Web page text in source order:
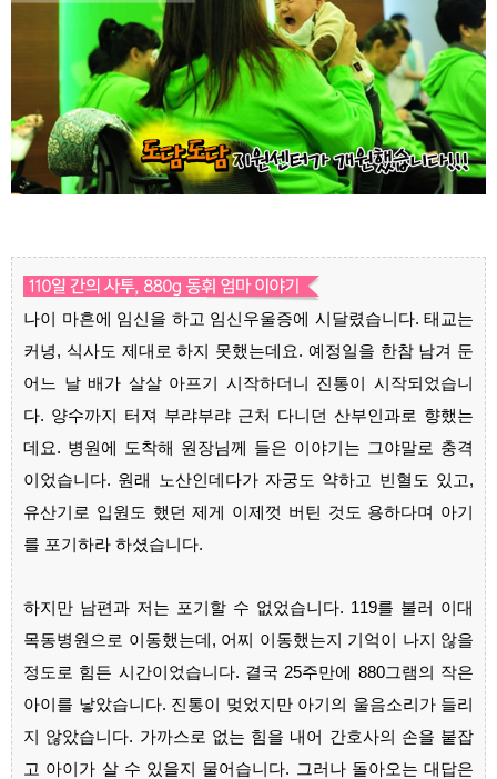
나이 마흔에 임신을 하고 임신우울증에 시달렸습니다. 태교는
커녕, 식사도 제대로 하지 못했는데요. 예정일을 한참 남겨 둔
어느 날 배가 살살 아프기 시작하더니 진통이 시작되었습니
다. 양수까지 터져 부랴부랴 근처 다니던 산부인과로 향했는
데요. 병원에 도착해 원장님께 들은 이야기는 그야말로 충격
이었습니다. 원래 노산인데다가 자궁도 약하고 빈혈도 있고,
유산기로 입원도 했던 제게 이제껏 버틴 것도 용하다며 아기
를 포기하라 하셨습니다.
하지만 남편과 저는 포기할 수 없었습니다. 119를 불러 이대
목동병원으로 이동했는데, 어찌 이동했는지 기억이 나지 않을
정도로 힘든 시간이었습니다. 결국 25주만에 880그램의 작은
아이를 낳았습니다. 진통이 멎었지만 아기의 울음소리가 들리
지 않았습니다. 가까스로 없는 힘을 내어 간호사의 손을 붙잡
고 아이가 살 수 있을지 물어습니다. 그러나 돌아오는 대답은